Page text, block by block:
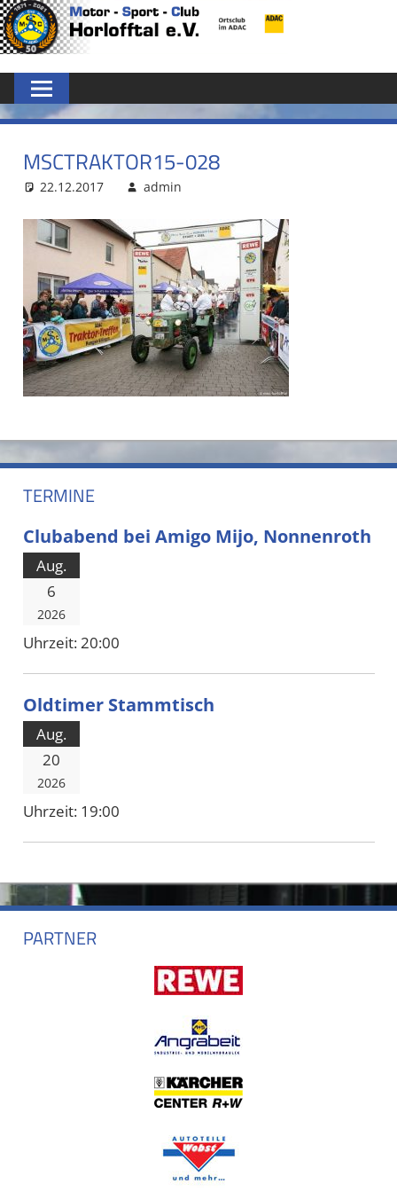
Zum
Inhalt
MSC
HORLOFFTAL
E.V.
MSCTRAKTOR15-028
22.12.2017 admin
TERMINE
Clubabend bei Amigo Mijo, Nonnenroth
Aug.
6
2026
Uhrzeit: 20:00
Oldtimer Stammtisch
Aug.
20
2026
Uhrzeit: 19:00
PARTNER